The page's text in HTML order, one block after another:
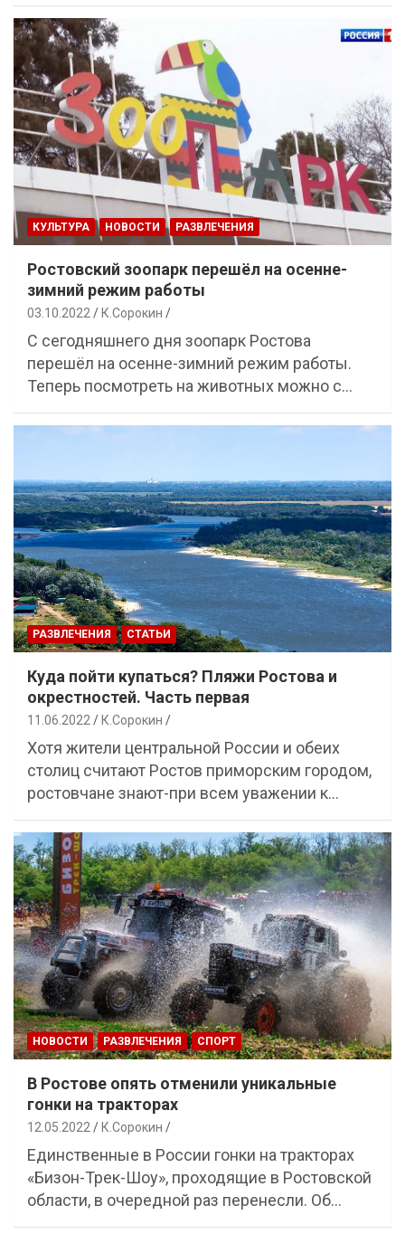
КУЛЬТУРА НОВОСТИ РАЗВЛЕЧЕНИЯ
Ростовский зоопарк перешёл на осенне-
зимний режим работы
03.10.2022 К.Сорокин
С сегодняшнего дня зоопарк Ростова
перешёл на осенне-зимний режим работы.
Теперь посмотреть на животных можно с…
РАЗВЛЕЧЕНИЯ СТАТЬИ
Куда пойти купаться? Пляжи Ростова и
окрестностей. Часть первая
11.06.2022 К.Сорокин
Хотя жители центральной России и обеих
столиц считают Ростов приморским городом,
ростовчане знают-при всем уважении к…
НОВОСТИ РАЗВЛЕЧЕНИЯ СПОРТ
В Ростове опять отменили уникальные
гонки на тракторах
12.05.2022 К.Сорокин
Единственные в России гонки на тракторах
«Бизон-Трек-Шоу», проходящие в Ростовской
области, в очередной раз перенесли. Об…